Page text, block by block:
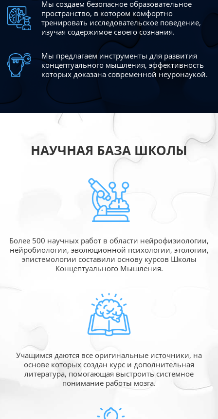
Мы создаем безопасное образовательное
пространство, в котором комфортно
тренировать исследовательское поведение,
изучая содержимое своего сознания.
Мы предлагаем инструменты для развития
концептуального мышления, эффективность
которых доказана современной неуронаукой.
НАУЧНАЯ БАЗА ШКОЛЫ
Более 500 научных работ в области нейрофизиологии,
нейробиологии, эволюционной психологии, этологии,
эпистемологии составили основу курсов Школы
Концептуального Мышления.
Учащимся даются все оригинальные источники, на
основе которых создан курс и дополнительная
литература, помогающая выстроить системное
понимание работы мозга.